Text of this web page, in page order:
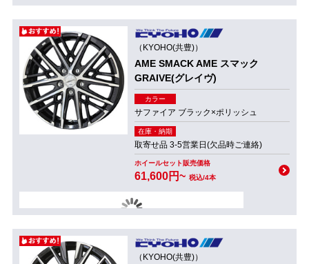
（KYOHO(共豊)）
AME SMACK AME スマック
GRAIVE(グレイヴ)
カラー
サファイア ブラック×ポリッシュ
在庫・納期
取寄せ品 3-5営業日(欠品時ご連絡)
ホイールセット販売価格
61,600円~ 税込/4本
（KYOHO(共豊)）